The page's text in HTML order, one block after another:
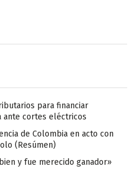
para financiar
ante cortes eléctricos
de Colombia en acto con
(Resúmen)
y fue merecido ganador»